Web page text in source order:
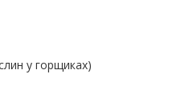
у горщиках)